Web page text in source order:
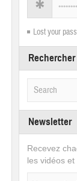
Lost your
Rechercher
Newsletter
Recevez
les vidéos